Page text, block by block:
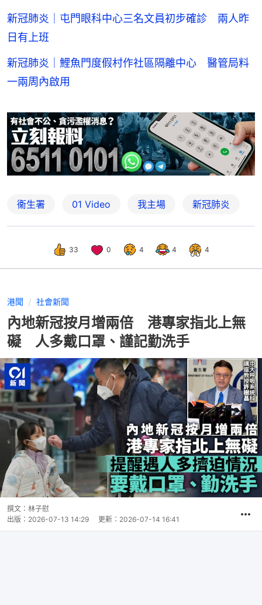
新冠肺炎｜屯門眼科中心三名文員初步確診 兩人昨
日有上班
新冠肺炎｜鯉魚門度假村作社區隔離中心 醫管局料
一兩周內啟用
衞生署 01 Video 我主場 新冠肺炎
33 0 4 4 4
港聞 社會新聞
內地新冠按月增兩倍 港專家指北上無
礙 人多戴口罩、謹記勤洗手
撰文： 林子慰
出版： 2026-07-13 14:29 更新： 2026-07-14 16:41